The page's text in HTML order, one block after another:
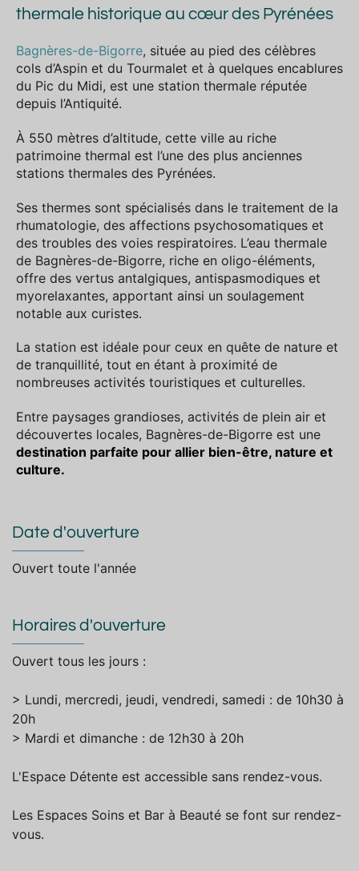
thermale historique au cœur des Pyrénées
Bagnères-de-Bigorre, située au pied des célèbres
cols d’Aspin et du Tourmalet et à quelques encablures
du Pic du Midi, est une station thermale réputée
depuis l’Antiquité.
À 550 mètres d’altitude, cette ville au riche
patrimoine thermal est l’une des plus anciennes
stations thermales des Pyrénées.
Ses thermes sont spécialisés dans le traitement de la
rhumatologie, des affections psychosomatiques et
des troubles des voies respiratoires. L’eau thermale
de Bagnères-de-Bigorre, riche en oligo-éléments,
offre des vertus antalgiques, antispasmodiques et
myorelaxantes, apportant ainsi un soulagement
notable aux curistes.
La station est idéale pour ceux en quête de nature et
de tranquillité, tout en étant à proximité de
nombreuses activités touristiques et culturelles.
Entre paysages grandioses, activités de plein air et
découvertes locales, Bagnères-de-Bigorre est une
destination parfaite pour allier bien-être, nature et
culture.
Date d'ouverture
Ouvert toute l'année
Horaires d'ouverture
Ouvert tous les jours :
> Lundi, mercredi, jeudi, vendredi, samedi : de 10h30 à
20h
> Mardi et dimanche : de 12h30 à 20h
L'Espace Détente est accessible sans rendez-vous.
Les Espaces Soins et Bar à Beauté se font sur rendez-
vous.